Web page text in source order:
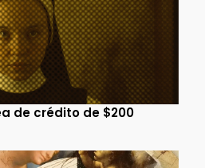
de crédito de $200